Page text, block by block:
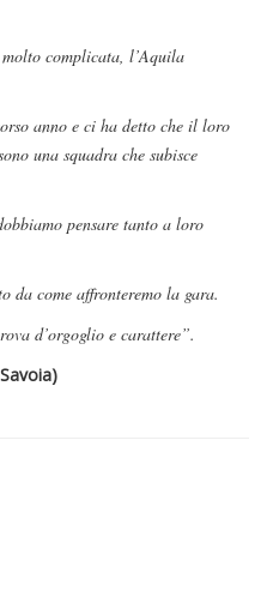
complicata, l’Aquila
anno e ci ha detto che il loro
una squadra che subisce
pensare tanto a loro
da come affronteremo la gara.
d’orgoglio e carattere”.